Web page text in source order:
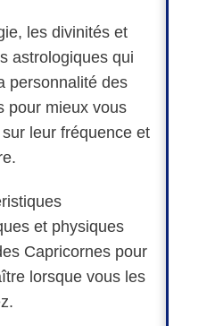
les divinités et
astrologiques qui
personnalité des
pour mieux vous
leur fréquence et
et physiques
Capricornes pour
lorsque vous les